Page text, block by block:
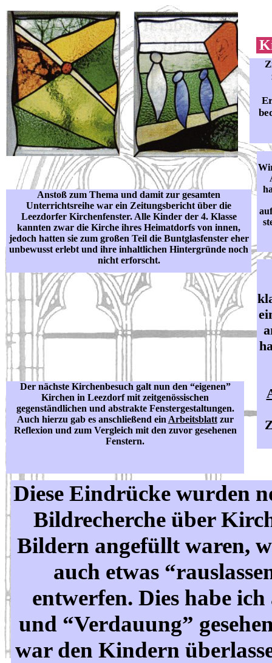
Anstoß zum Thema und damit zur gesamten
Unterrichtsreihe war ein Zeitungsbericht über die
Leezdorfer Kirchenfenster. Alle Kinder der 4. Klasse
kannten zwar die Kirche ihres Heimatdorfs von innen,
jedoch hatten sie zum großen Teil die Buntglasfenster eher
unbewusst erlebt und ihre inhaltlichen Hintergründe noch
nicht erforscht.
Der nächste Kirchenbesuch galt nun den “eigenen”
Kirchen in Leezdorf mit zeitgenössischen
gegenständlichen und abstrakte Fenstergestaltungen.
Auch hierzu gab es anschließend ein Arbeitsblattzur
Reflexion und zum Vergleich mit den zuvor gesehenen
Fenstern.
Diese Eindrücke wurden
Bildrecherche über
Bildern angefüllt waren,
auch etwas
entwerfen. Dies habe
und “Verdauung”
war den Kindern